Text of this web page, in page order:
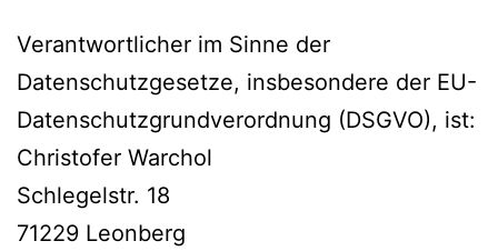
Verantwortlicher im Sinne der
Datenschutzgesetze, insbesondere der EU-
Datenschutzgrundverordnung (DSGVO), ist:
Christofer Warchol
Schlegelstr. 18
71229 Leonberg